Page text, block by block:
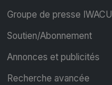
Groupe de presse IWACU
Soutien/Abonnement
Annonces et publicités
Recherche avancée